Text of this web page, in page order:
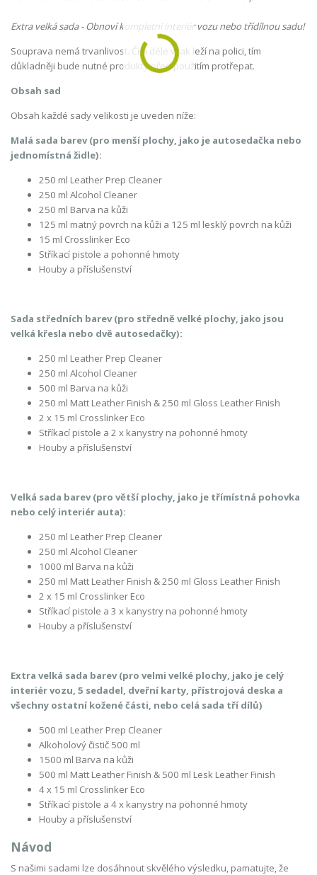
Extra velká sada - Obnoví kompletní interiér vozu nebo třídílnou sadu!
Souprava nemá trvanlivost. Čím déle však leží na polici, tím
důkladněji bude nutné produkty před použitím protřepat.
Obsah sad
Obsah každé sady velikosti je uveden níže:
Malá sada barev (pro menší plochy, jako je autosedačka nebo
jednomístná židle):
250 ml Leather Prep Cleaner
250 ml Alcohol Cleaner
250 ml Barva na kůži
125 ml matný povrch na kůži a 125 ml lesklý povrch na kůži
15 ml Crosslinker Eco
Stříkací pistole a pohonné hmoty
Houby a příslušenství
Sada středních barev (pro středně velké plochy, jako jsou
velká křesla nebo dvě autosedačky):
250 ml Leather Prep Cleaner
250 ml Alcohol Cleaner
500 ml Barva na kůži
250 ml Matt Leather Finish & 250 ml Gloss Leather Finish
2 x 15 ml Crosslinker Eco
Stříkací pistole a 2 x kanystry na pohonné hmoty
Houby a příslušenství
Velká sada barev (pro větší plochy, jako je třímístná pohovka
nebo celý interiér auta):
250 ml Leather Prep Cleaner
250 ml Alcohol Cleaner
1000 ml Barva na kůži
250 ml Matt Leather Finish & 250 ml Gloss Leather Finish
2 x 15 ml Crosslinker Eco
Stříkací pistole a 3 x kanystry na pohonné hmoty
Houby a příslušenství
Extra velká sada barev (pro velmi velké plochy, jako je celý
interiér vozu, 5 sedadel, dveřní karty, přístrojová deska a
všechny ostatní kožené části, nebo celá sada tří dílů)
500 ml Leather Prep Cleaner
Alkoholový čistič 500 ml
1500 ml Barva na kůži
500 ml Matt Leather Finish & 500 ml Lesk Leather Finish
4 x 15 ml Crosslinker Eco
Stříkací pistole a 4 x kanystry na pohonné hmoty
Houby a příslušenství
Návod
S našimi sadami lze dosáhnout skvělého výsledku, pamatujte, že